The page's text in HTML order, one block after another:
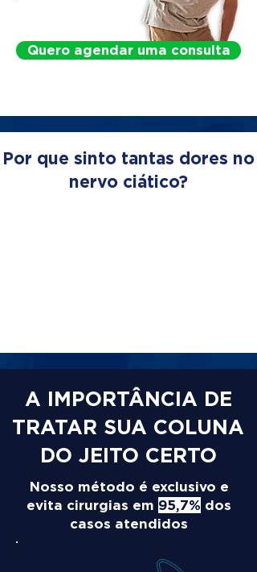
Quero agendar uma consulta
Por que sinto tantas dores no
nervo ciático?
A IMPORTÂNCIA DE
TRATAR SUA COLUNA
DO JEITO CERTO
Nosso método é exclusivo e
evita cirurgias em 95,7% dos
casos atendidos